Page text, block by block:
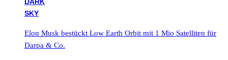
Elon Musk bestückt Low Earth Orbit mit 1 Mio Satelliten für
Darpa & Co.